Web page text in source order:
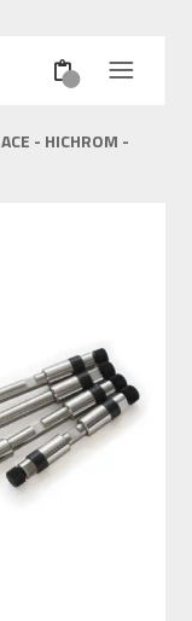
ACE - HICHROM -